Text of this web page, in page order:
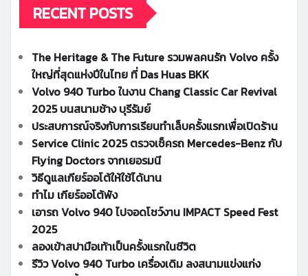
RECENT POSTS
The Heritage & The Future รวมพลคนรัก Volvo ครั้ง
ใหญ่ที่สุดแห่งปีในไทย ที่ Das Huas BKK
Volvo 940 Turbo ในงาน Chang Classic Car Revival
2025 บนสนามช้าง บุรีรัมย์
ประสบการณ์จริงกับการเรียนทำเล็บครั้งแรกเพื่อเปิดร้าน
Service Clinic 2025 ตรวจเช็ครถ Mercedes-Benz กับ
Flying Doctors จากเยอรมนี
วิธีดูแลเกียร์ออโต้ให้ใช้ได้นาน
ทำไม เกียร์ออโต้พัง
เอารถ Volvo 940 ไปจอดโชว์งาน IMPACT Speed Fest
2025
ลองเข้าสปามือเท้าเป็นครั้งแรกในชีวิต
รีวิว Volvo 940 Turbo เครื่องเดิม ลงสนามแข่งแก่ง